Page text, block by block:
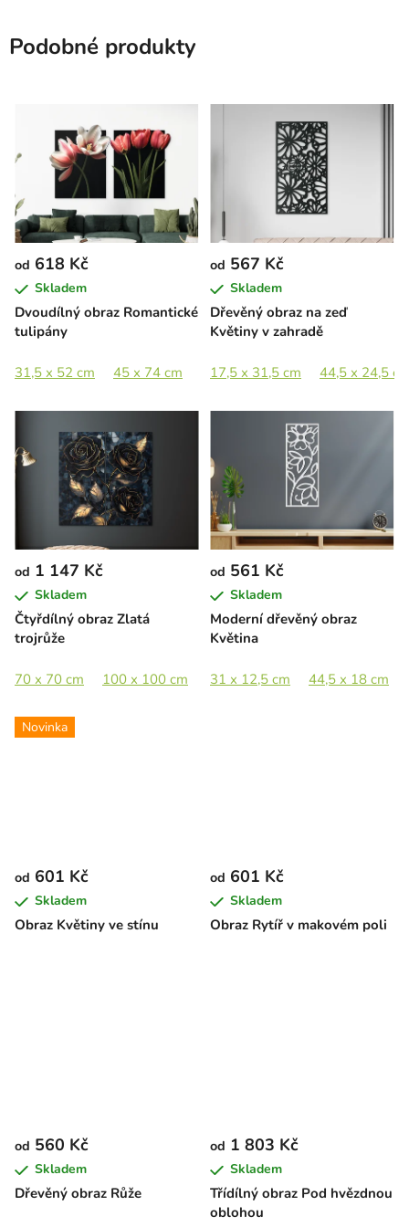
Podobné produkty
Dvoudílný obraz Romantické
tulipány
od 618 Kč
Skladem
31,5 x 52 cm 45 x 74 cm 65 x 107 cm 89 x 146 cm
Dřevěný obraz na zeď
Květiny v zahradě
od 567 Kč
Skladem
17,5 x 31,5 cm 44,5 x 24,5
Čtyřdílný obraz Zlatá
trojrůže
od 1 147 Kč
Skladem
70 x 70 cm 100 x 100 cm 130 x 130 cm 180 x 180 cm
Moderní dřevěný obraz
Květina
od 561 Kč
Skladem
31 x 12,5 cm 44,5 x 18 cm
Novinka
Obraz Květiny ve stínu
od 601 Kč
Skladem
Obraz Rytíř v makovém poli
od 601 Kč
Skladem
Dřevěný obraz Růže
od 560 Kč
Skladem
Třídílný obraz Pod hvězdnou
oblohou
od 1 803 Kč
Skladem